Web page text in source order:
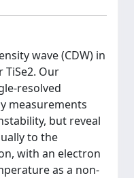
wave (CDW) in
Our
resolved
measurements
but reveal
to the
with an electron
as a non-